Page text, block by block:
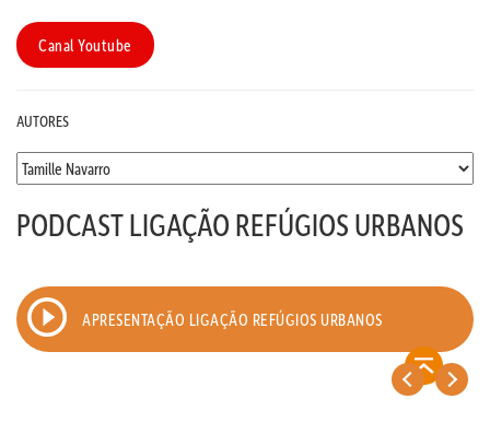
Canal Youtube
AUTORES
PODCAST LIGAÇÃO REFÚGIOS URBANOS
APRESENTAÇÃO LIGAÇÃO REFÚGIOS URBANOS
< >